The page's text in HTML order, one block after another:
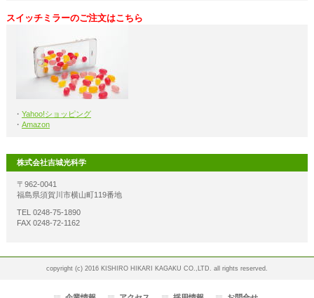
スイッチミラーのご注文はこちら
・ Yahoo!ショッピング
・ Amazon
株式会社吉城光科学
〒962-0041
福島県須賀川市横山町119番地
TEL 0248-75-1890
FAX 0248-72-1162
copyright (c) 2016 KISHIRO HIKARI KAGAKU CO.,LTD. all rights reserved.